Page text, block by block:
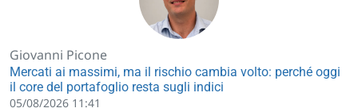
Giovanni Picone
Mercati ai massimi, ma il rischio cambia volto: perché oggi
il core del portafoglio resta sugli indici
05/08/2026 11:41